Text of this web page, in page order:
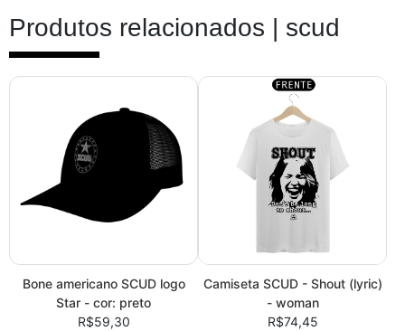
Produtos relacionados | scud
Bone americano SCUD logo
Star - cor: preto
R$59,30
Camiseta SCUD - Shout (lyric)
- woman
R$74,45